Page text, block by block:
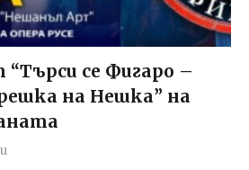
се Фигаро –
на Нешка” на